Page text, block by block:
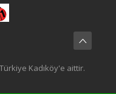
Kadıköy'e aittir.